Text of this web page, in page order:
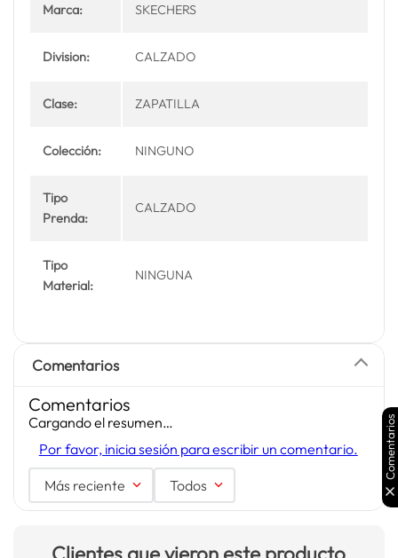
Marca: SKECHERS
Division: CALZADO
Clase: ZAPATILLA
Colección: NINGUNO
Tipo
Prenda:
CALZADO
Tipo
Material:
NINGUNA
Comentarios
Comentarios
Cargando el resumen…
Por favor, inicia sesión para escribir un comentario.
Más reciente Todos
Comentarios